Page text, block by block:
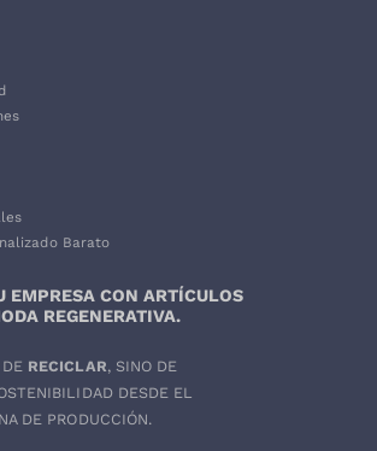
Barato
EMPRESA CON ARTÍCULOS
REGENERATIVA.
RECICLAR, SINO DE
DESDE EL
DE PRODUCCIÓN.